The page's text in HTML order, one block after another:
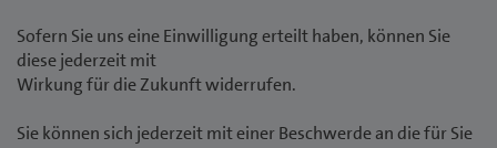
Sofern Sie uns eine Einwilligung erteilt haben, können Sie
diese jederzeit mit
Wirkung für die Zukunft widerrufen.
Sie können sich jederzeit mit einer Beschwerde an die für Sie